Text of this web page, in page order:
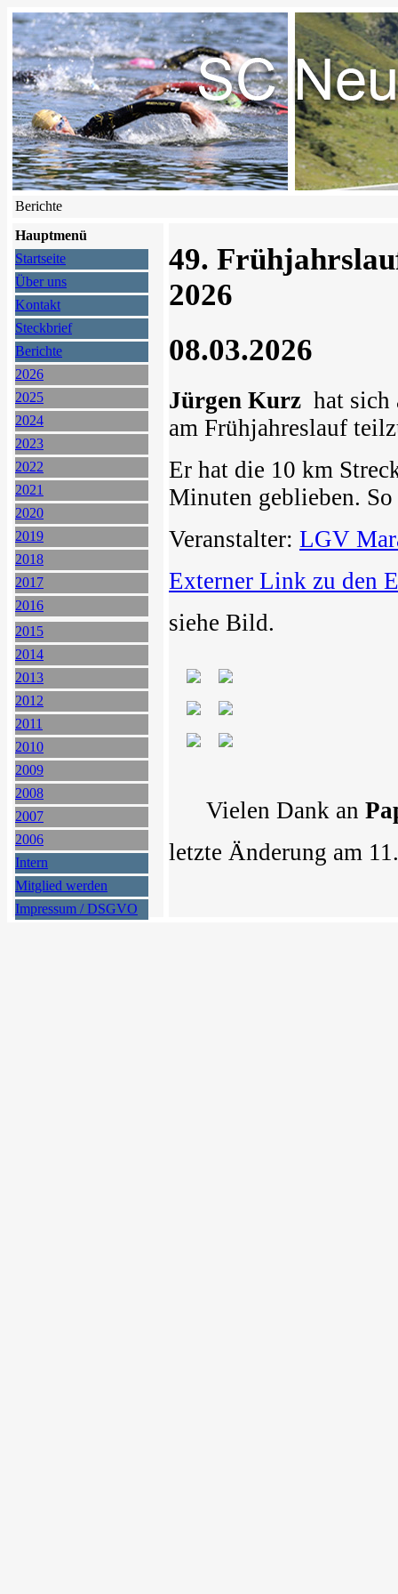
Berichte
Hauptmenü
Startseite
Über uns
Kontakt
Steckbrief
Berichte
2026
2025
2024
2023
2022
2021
2020
2019
2018
2017
2016
2015
2014
2013
2012
2011
2010
2009
2008
2007
2006
Intern
Mitglied werden
Impressum / DSGVO
49.
2026
08.03.2026
Jürgen Kurz hat sich
am Frühjahreslauf
Er hat die 10 km
Minuten geblieben.
Veranstalter: LGV
Externer Link zu den
siehe Bild.
Vielen Dank an
letzte Änderung am